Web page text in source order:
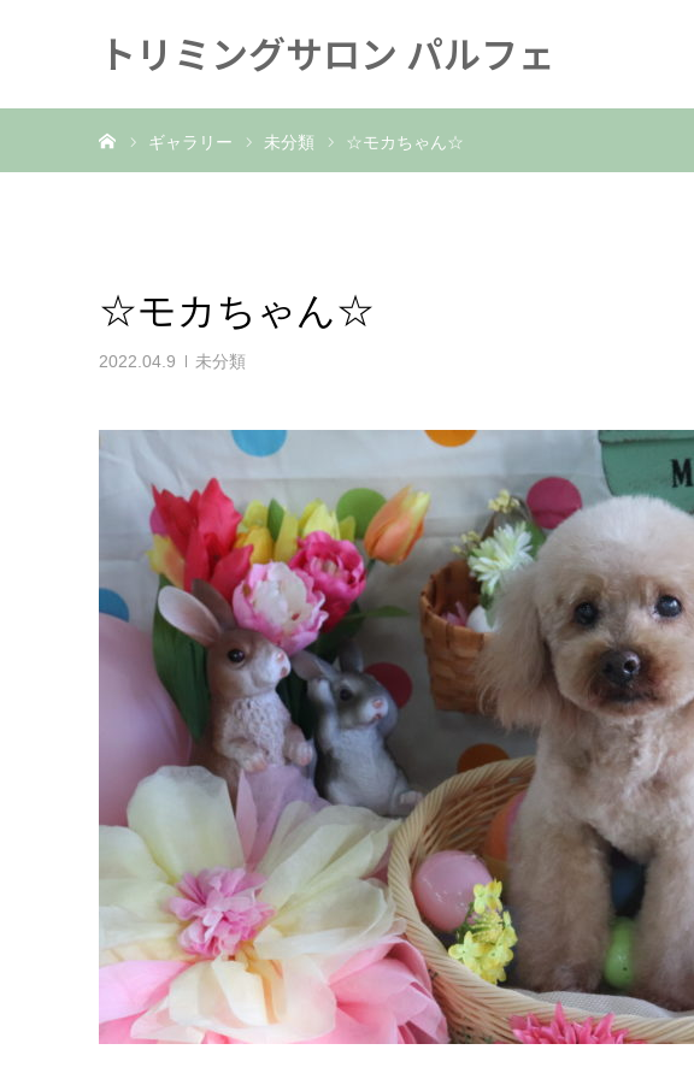
トリミングサロン パルフェ
ギャラリー 未分類 ☆モカちゃん☆
☆モカちゃん☆
2022.04.9 未分類